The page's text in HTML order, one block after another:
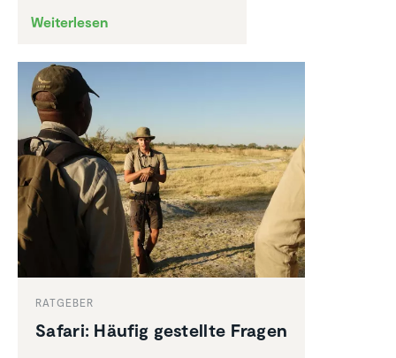
Weiterlesen
RATGEBER
Safari: Häufig gestellte Fragen